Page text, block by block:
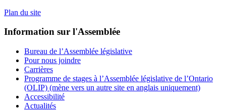
Plan du site
Information sur l'Assemblée
Bureau de l’Assemblée législative
Pour nous joindre
Carrières
Programme de stages à l’Assemblée législative de l’Ontario
(OLIP) (mène vers un autre site en anglais uniquement)
Accessibilité
Actualités